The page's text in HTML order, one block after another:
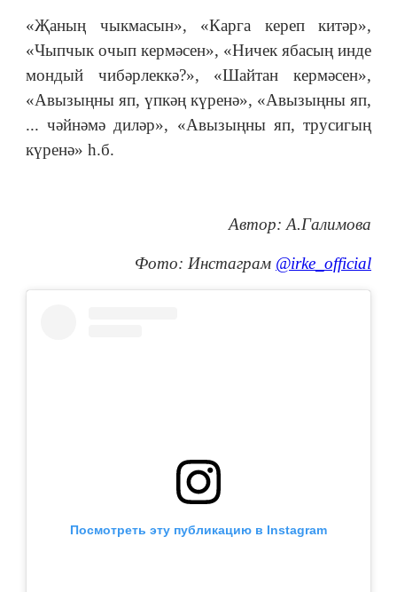
«Җаның чыкмасын», «Карга кереп китәр»,
«Чыпчык очып кермәсен», «Ничек ябасың инде
мондый чибәрлеккә?», «Ша️йтан кермәсен»,
«Авызыңны яп, үпкәң күренә», «Авызыңны яп,
... чәйнәмә диләр», «Авызыңны яп, трусигың
күренә» һ.б.
Автор: А.Галимова
Фото: Инстаграм @irke_official
Посмотреть эту публикацию в Instagram